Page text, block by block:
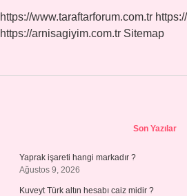
https://www.taraftarforum.com.tr
https://arnisagiyim.com.tr Sitemap
Son Yazılar
Yaprak işareti hangi markadır ?
Ağustos 9, 2026
Kuveyt Türk altın hesabı caiz midir ?